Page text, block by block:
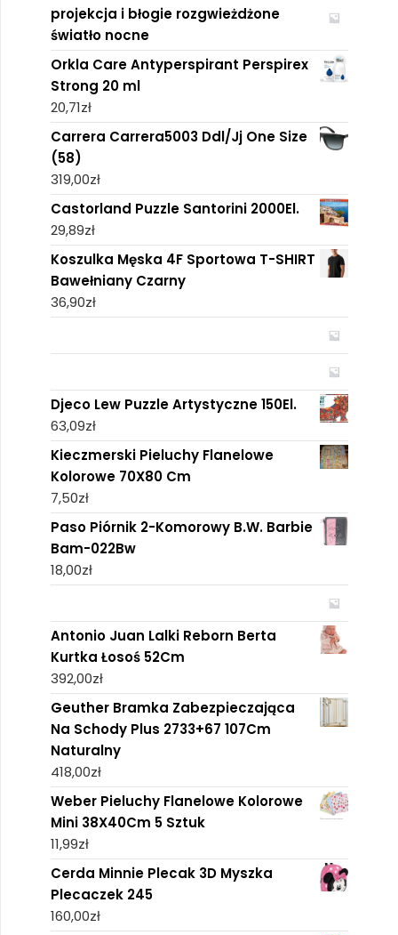
projekcja i błogie rozgwieżdżone
światło nocne
Orkla Care Antyperspirant Perspirex
Strong 20 ml
20,71zł
Carrera Carrera5003 Ddl/Jj One Size
(58)
319,00zł
Castorland Puzzle Santorini 2000El.
29,89zł
Koszulka Męska 4F Sportowa T-SHIRT
Bawełniany Czarny
36,90zł
Djeco Lew Puzzle Artystyczne 150El.
63,09zł
Kieczmerski Pieluchy Flanelowe
Kolorowe 70X80 Cm
7,50zł
Paso Piórnik 2-Komorowy B.W. Barbie
Bam-022Bw
18,00zł
Antonio Juan Lalki Reborn Berta
Kurtka Łosoś 52Cm
392,00zł
Geuther Bramka Zabezpieczająca
Na Schody Plus 2733+67 107Cm
Naturalny
418,00zł
Weber Pieluchy Flanelowe Kolorowe
Mini 38X40Cm 5 Sztuk
11,99zł
Cerda Minnie Plecak 3D Myszka
Plecaczek 245
160,00zł